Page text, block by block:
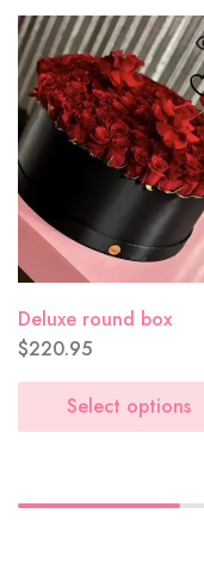
Sencilla($0.00)
Aniversario($0.00)
Lluvia de flores($0.00)
Deluxe round box
$220.95
Select options